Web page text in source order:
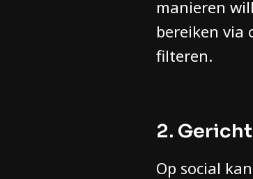
manieren
bereiken via
filteren.
2.
Op social